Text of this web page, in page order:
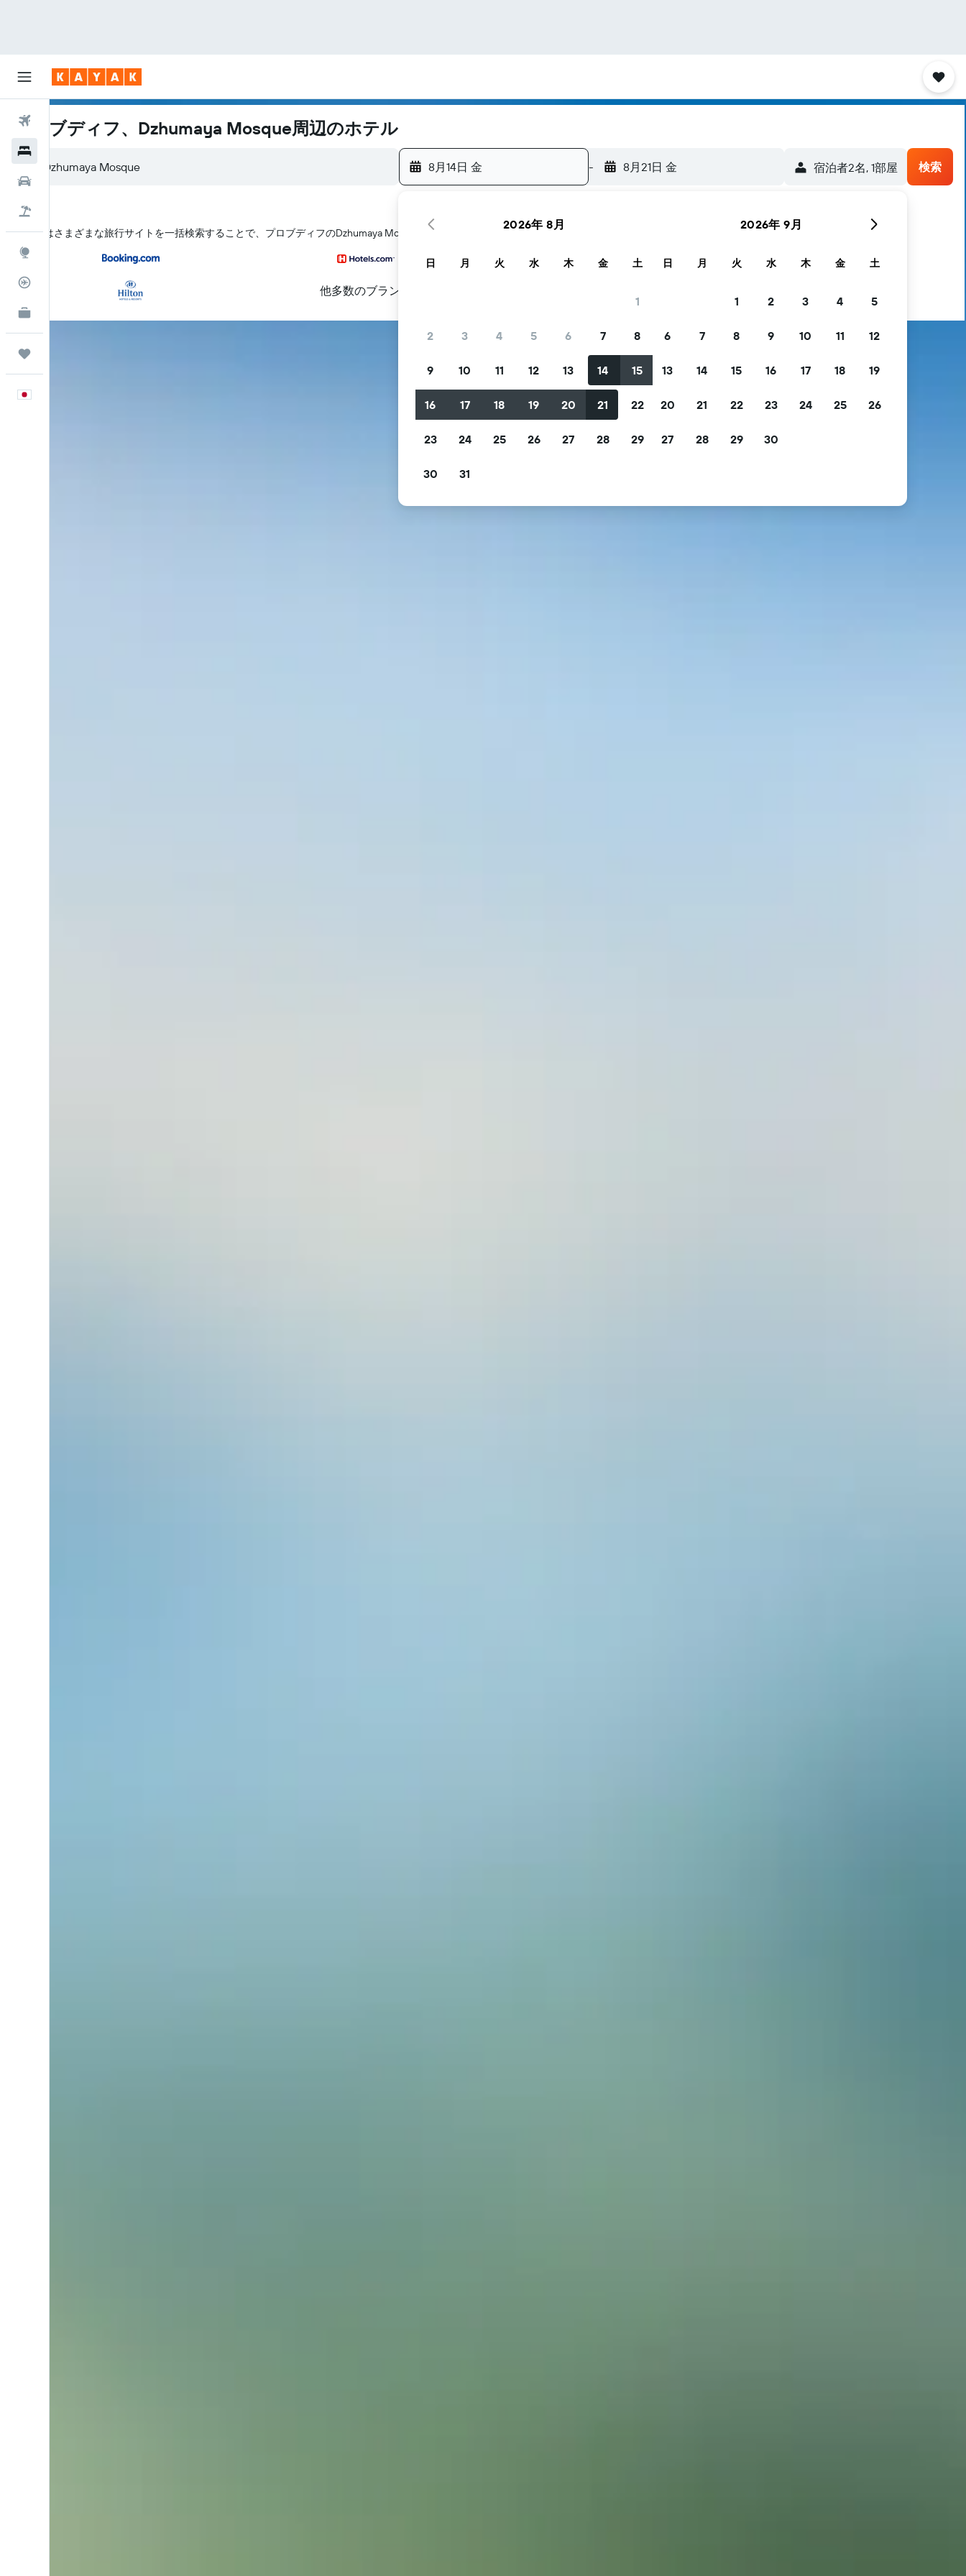
航空券
フライトトラッカー
プロブディフ、Dzhumaya Mosque周辺のホテル
8月14日 金 - 8月21日 金 宿泊者2名, 1​部屋 検索
KAYAK はさまざまな旅行サイトを一括検索することで、プロブディフ​のDzhumaya Mosque​周辺にあるホテル探しをお手伝いします
他多数のブランド
2026年 8月
日 月 火 水 木 金 土
1
2 3 4 5 6 7 8
9 10 11 12 13 14 15
16 17 18 19 20 21 22
23 24 25 26 27 28 29
30 31
2026年 9月
日 月 火 水 木 金 土
1 2 3 4 5
6 7 8 9 10 11 12
13 14 15 16 17 18 19
20 21 22 23 24 25 26
27 28 29 30